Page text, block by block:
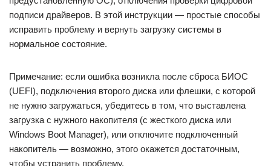
подписи драйверов. В этой инструкции — простые способы
исправить проблему и вернуть загрузку системы в
нормальное состояние.
Примечание: если ошибка возникла после сброса БИОС
(UEFI), подключения второго диска или флешки, с которой
не нужно загружаться, убедитесь в том, что выставлена
загрузка с нужного накопителя (с жесткого диска или
Windows Boot Manager), или отключите подключенный
накопитель — возможно, этого окажется достаточным,
чтобы устранить проблему.